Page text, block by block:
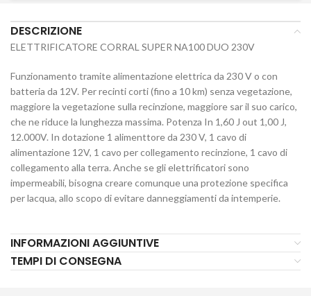
DESCRIZIONE
ELETTRIFICATORE CORRAL SUPER NA100 DUO 230V
Funzionamento tramite alimentazione elettrica da 230 V o con
batteria da 12V. Per recinti corti (fino a 10 km) senza vegetazione,
maggiore la vegetazione sulla recinzione, maggiore sar il suo carico,
che ne riduce la lunghezza massima. Potenza In 1,60 J out 1,00 J,
12.000V. In dotazione 1 alimenttore da 230 V, 1 cavo di
alimentazione 12V, 1 cavo per collegamento recinzione, 1 cavo di
collegamento alla terra. Anche se gli elettrificatori sono
impermeabili, bisogna creare comunque una protezione specifica
per lacqua, allo scopo di evitare danneggiamenti da intemperie.
INFORMAZIONI AGGIUNTIVE
TEMPI DI CONSEGNA